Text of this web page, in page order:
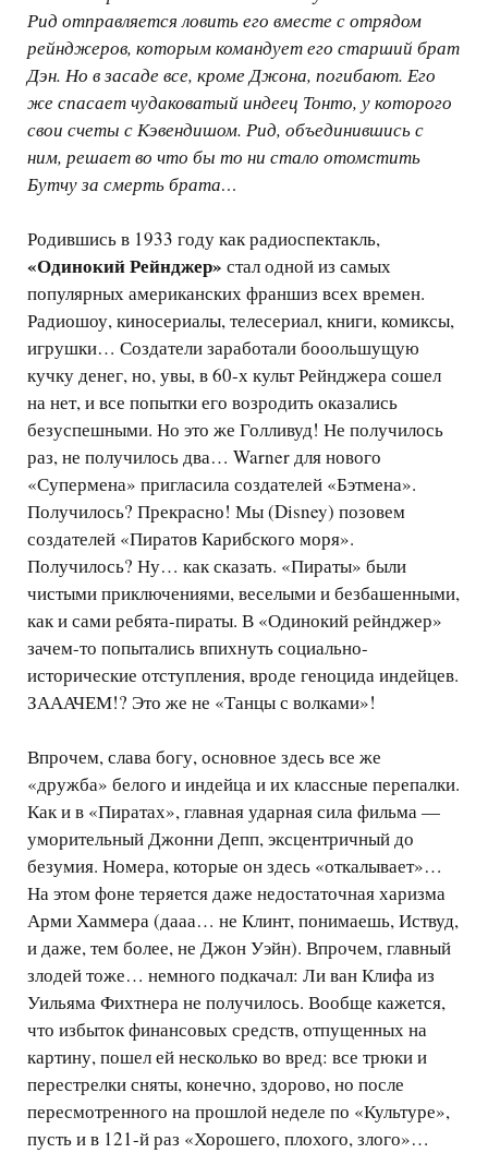
Рид отправляется ловить его вместе с отрядом
рейнджеров, которым командует его старший брат
Дэн. Но в засаде все, кроме Джона, погибают. Его
же спасает чудаковатый индеец Тонто, у которого
свои счеты с Кэвендишом. Рид, объединившись с
ним, решает во что бы то ни стало отомстить
Бутчу за смерть брата…
Родившись в 1933 году как радиоспектакль,
«Одинокий Рейнджер» стал одной из самых
популярных американских франшиз всех времен.
Радиошоу, киносериалы, телесериал, книги, комиксы,
игрушки… Создатели заработали бооольшущую
кучку денег, но, увы, в 60-х культ Рейнджера сошел
на нет, и все попытки его возродить оказались
безуспешными. Но это же Голливуд! Не получилось
раз, не получилось два… Warner для нового
«Супермена» пригласила создателей «Бэтмена».
Получилось? Прекрасно! Мы (Disney) позовем
создателей «Пиратов Карибского моря».
Получилось? Ну… как сказать. «Пираты» были
чистыми приключениями, веселыми и безбашенными,
как и сами ребята-пираты. В «Одинокий рейнджер»
зачем-то попытались впихнуть социально-
исторические отступления, вроде геноцида индейцев.
ЗАААЧЕМ!? Это же не «Танцы с волками»!
Впрочем, слава богу, основное здесь все же
«дружба» белого и индейца и их классные перепалки.
Как и в «Пиратах», главная ударная сила фильма —
уморительный Джонни Депп, эксцентричный до
безумия. Номера, которые он здесь «откалывает»…
На этом фоне теряется даже недостаточная харизма
Арми Хаммера (дааа… не Клинт, понимаешь, Иствуд,
и даже, тем более, не Джон Уэйн). Впрочем, главный
злодей тоже… немного подкачал: Ли ван Клифа из
Уильяма Фихтнера не получилось. Вообще кажется,
что избыток финансовых средств, отпущенных на
картину, пошел ей несколько во вред: все трюки и
перестрелки сняты, конечно, здорово, но после
пересмотренного на прошлой неделе по «Культуре»,
пусть и в 121-й раз «Хорошего, плохого, злого»…